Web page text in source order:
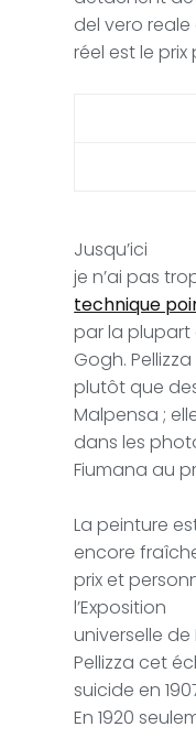
del vero
réel est le
Jusqu’ici
je n’ai pas
technique
par la plupart
Gogh.
plutôt que
Malpensa ;
dans les
Fiumana au
La peinture
encore
prix et
l’Exposition
universelle
Pellizza cet
suicide en
En 1920